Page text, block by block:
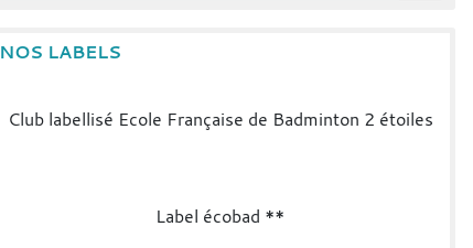
NOS LABELS
Club labellisé Ecole Française de Badminton 2 étoiles
Label écobad **